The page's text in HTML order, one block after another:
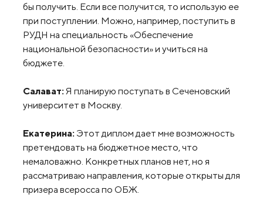
бы получить. Если все получится, то использую ее
при поступлении. Можно, например, поступить в
РУДН на специальность «Обеспечение
национальной безопасности» и учиться на
бюджете.
Салават: Я планирую поступать в Сеченовский
университет в Москву.
Екатерина: Этот диплом дает мне возможность
претендовать на бюджетное место, что
немаловажно. Конкретных планов нет, но я
рассматриваю направления, которые открыты для
призера всеросса по ОБЖ.